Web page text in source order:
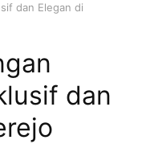
dan Elegan di
dan